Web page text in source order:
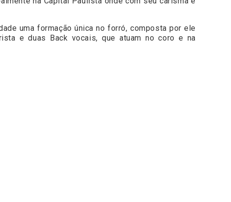
uma formação única no forró, composta por ele
e duas Back vocais, que atuam no coro e na